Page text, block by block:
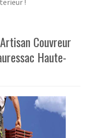
Couvreur
Haute-